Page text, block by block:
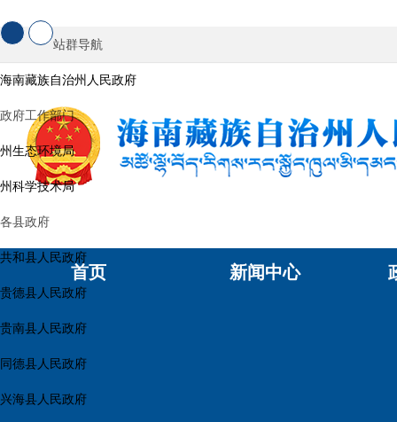
站群导航
海南藏族自治州人民政府
政府工作部门
州生态环境局
州科学技术局
各县政府
共和县人民政府
贵德县人民政府
贵南县人民政府
同德县人民政府
兴海县人民政府
首页 新闻中心